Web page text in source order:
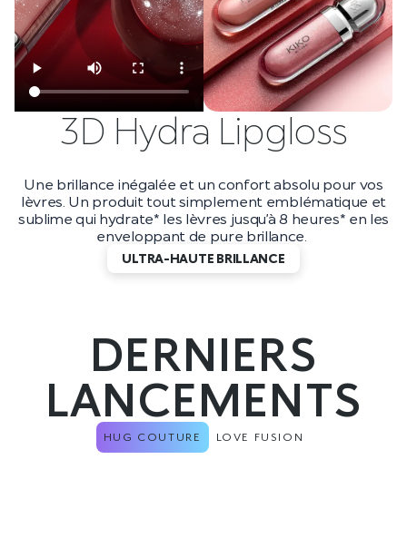
3D Hydra Lipgloss
Une brillance inégalée et un confort absolu pour vos
lèvres. Un produit tout simplement emblématique et
sublime qui hydrate* les lèvres jusqu’à 8 heures* en les
enveloppant de pure brillance.
ULTRA-HAUTE BRILLANCE
DERNIERS
LANCEMENTS
HUG COUTURE LOVE FUSION